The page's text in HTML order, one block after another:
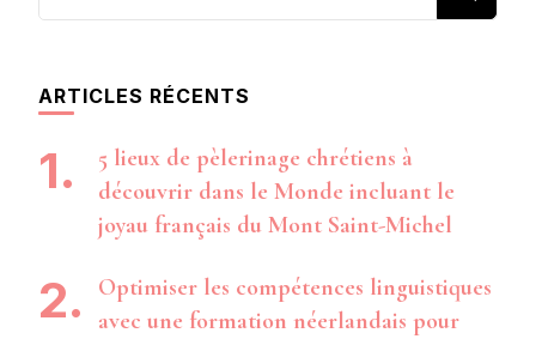
recherchiez
ARTICLES RÉCENTS
5 lieux de pèlerinage chrétiens à
découvrir dans le Monde incluant le
joyau français du Mont Saint-Michel
Optimiser les compétences linguistiques
avec une formation néerlandais pour